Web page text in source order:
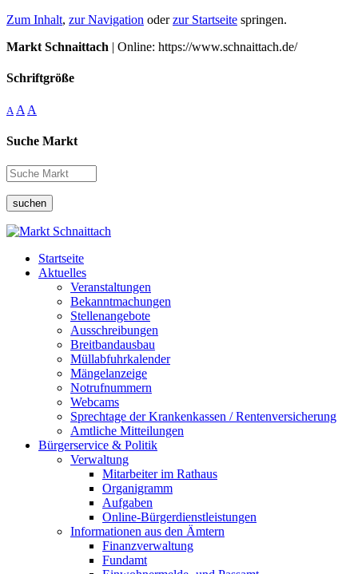
Zum Inhalt, zur Navigation oderzur Startseite springen.
Markt Schnaittach | Online: https://www.schnaittach.de/
Schriftgröße
A A A
Suche Markt
suchen
Startseite
Aktuelles
Veranstaltungen
Bekanntmachungen
Stellenangebote
Ausschreibungen
Breitbandausbau
Müllabfuhrkalender
Mängelanzeige
Notrufnummern
Webcams
Sprechtage der Krankenkassen / Rentenversicherung
Amtliche Mitteilungen
Bürgerservice & Politik
Verwaltung
Mitarbeiter im Rathaus
Organigramm
Aufgaben
Online-Bürgerdienstleistungen
Informationen aus den Ämtern
Finanzverwaltung
Fundamt